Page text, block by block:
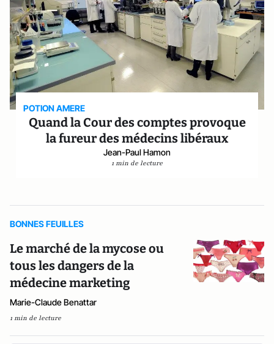
POTION AMERE
Quand la Cour des comptes provoque
la fureur des médecins libéraux
Jean-Paul Hamon
1 min de lecture
BONNES FEUILLES
Le marché de la mycose ou
tous les dangers de la
médecine marketing
Marie-Claude Benattar
1 min de lecture